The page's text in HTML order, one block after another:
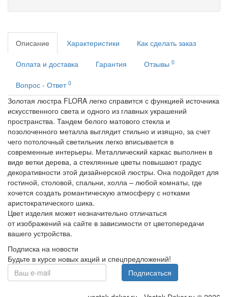
Описание Характеристики Как сделать заказ
Оплата и доставка Гарантия Отзывы 0
Вопрос - Ответ 0
Золотая люстра FLORA легко справится с функцией источника
искусственного света и одного из главных украшений
пространства. Тандем белого матового стекла и
позолоченного металла выглядит стильно и изящно, за счет
чего потолочный светильник легко вписывается в
современные интерьеры. Металлический каркас выполнен в
виде ветки дерева, а стеклянные цветы повышают градус
декоративности этой дизайнерской люстры. Она подойдет для
гостиной, столовой, спальни, холла – любой комнаты, где
хочется создать романтическую атмосферу с нотками
аристократического шика.
Цвет изделия может незначительно отличаться
от изображений на сайте в зависимости от цветопередачи
вашего устройства.
Подписка на новости
Будьте в курсе новых акций и спецпредложений!
Подписаться